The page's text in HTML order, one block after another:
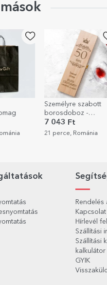
-
Személyre szabott
bögre fotóval és
szöveggel – szív
alakú füllel
3 201 Ft
26 perce, Románia
Rendelés
Kapcsolat
Hírlevél
Szállítási
Szállítási
kalkulátor
GYIK